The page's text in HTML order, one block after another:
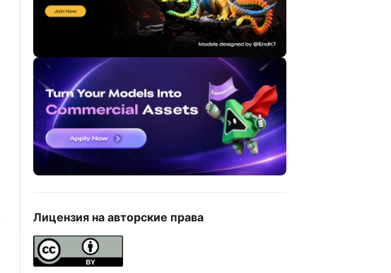
Лицензия на авторские права